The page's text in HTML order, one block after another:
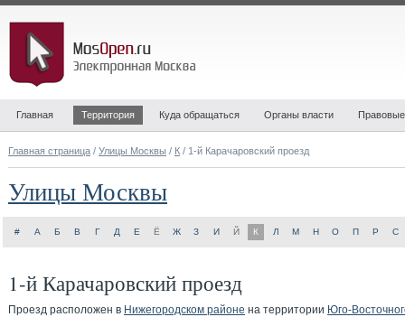
Главная Территория Куда обращаться Органы власти
Главная страница / Улицы Москвы / К / 1-й Карачаровский проезд
Улицы Москвы
# А Б В Г Д Е Ё Ж З И Й К Л М Н О П Р С
1-й Карачаровский проезд
Проезд расположен в Нижегородском районе на территории Юго-